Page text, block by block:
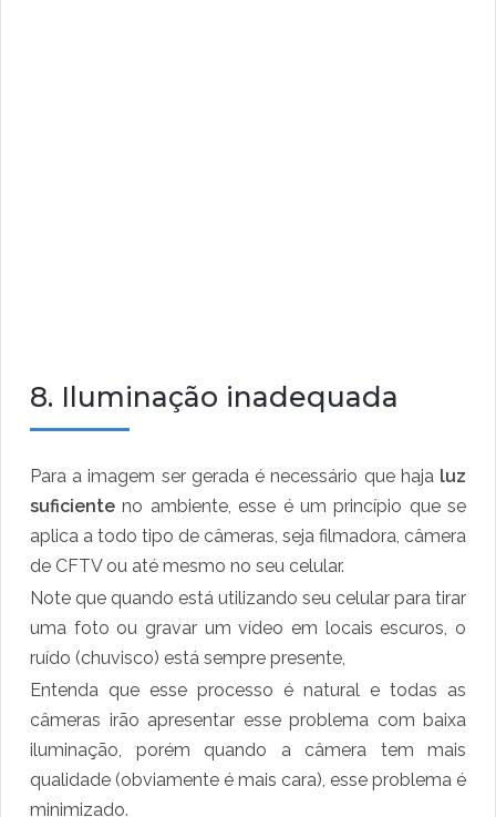
8. Iluminação inadequada
Para a imagem ser gerada é necessário que haja luz
suficiente no ambiente, esse é um princípio que se
aplica a todo tipo de câmeras, seja filmadora, câmera
de CFTV ou até mesmo no seu celular.
Note que quando está utilizando seu celular para tirar
uma foto ou gravar um vídeo em locais escuros, o
ruído (chuvisco) está sempre presente,
Entenda que esse processo é natural e todas as
câmeras irão apresentar esse problema com baixa
iluminação, porém quando a câmera tem mais
qualidade (obviamente é mais cara), esse problema é
minimizado.